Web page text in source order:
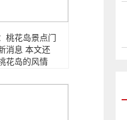
桃花岛景点门
消息 本文还
花岛的风情